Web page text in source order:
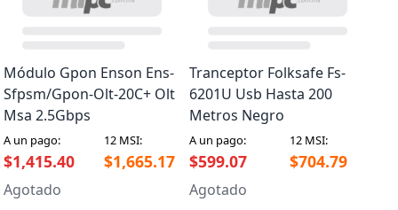
Módulo Gpon Enson Ens-
Sfpsm/Gpon-Olt-20C+ Olt
Msa 2.5Gbps
A un pago: 12 MSI:
$1,415.40 $1,665.17
Agotado
Tranceptor Folksafe Fs-
6201U Usb Hasta 200
Metros Negro
A un pago: 12 MSI:
$599.07 $704.79
Agotado